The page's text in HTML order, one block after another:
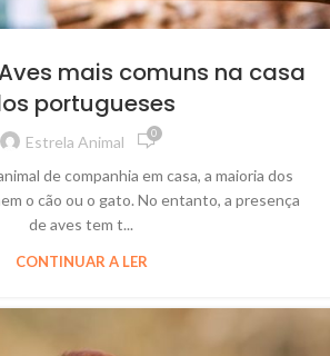
mais comuns na casa
portugueses
Estrela Animal 0
de companhia em casa, a maioria dos
o cão ou o gato. No entanto, a presença
de aves tem t...
CONTINUAR A LER